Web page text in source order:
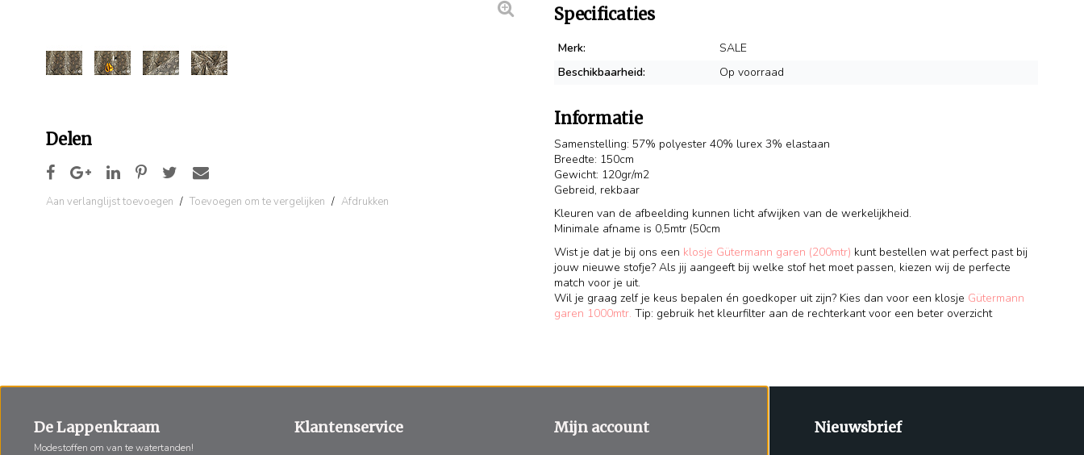
Delen
Aan verlanglijst toevoegen / Toevoegen om te vergelijken / Afdrukken
Specificaties
Merk:
SALE
Beschikbaarheid:
Op voorraad
Informatie
Samenstelling: 57% polyester 40% lurex 3% elastaan
Breedte: 150cm
Gewicht: 120gr/m2
Gebreid, rekbaar
Kleuren van de afbeelding kunnen licht afwijken van de werkelijkheid.
Minimale afname is 0,5mtr (50cm
Wist je dat je bij ons een klosje Gütermann garen (200mtr) kunt bestellen wat perfect past bij
jouw nieuwe stofje? Als jij aangeeft bij welke stof het moet passen, kiezen wij de perfecte
match voor je uit.
Wil je graag zelf je keus bepalen én goedkoper uit zijn? Kies dan voor een klosje Gütermann
garen 1000mtr. Tip: gebruik het kleurfilter aan de rechterkant voor een beter overzicht
De Lappenkraam
Modestoffen om van te watertanden!
Klantenservice Mijn account Nieuwsbrief